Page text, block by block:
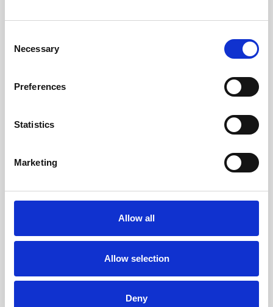
Selection
Necessary
Preferences
Statistics
Marketing
Allow all
Allow selection
Deny
EMBALADO DE
FORMA SEGURA
Cada pieza individual se
empaqueta de forma segura